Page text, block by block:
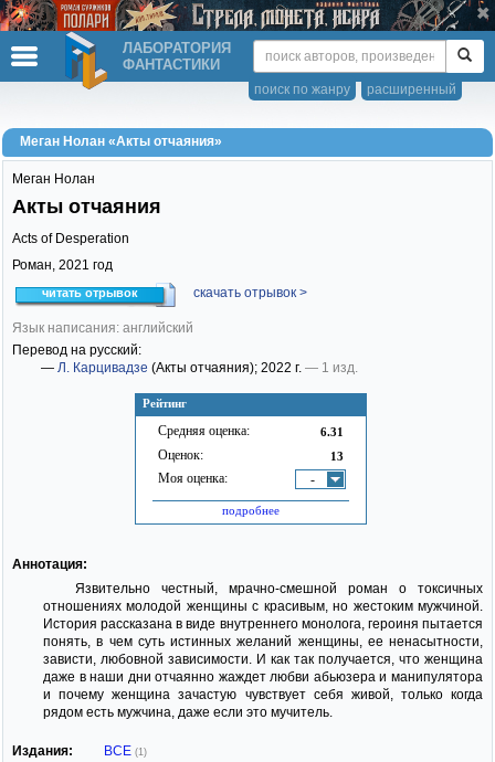
ЛАБОРАТОРИЯ
ФАНТАСТИКИ
расширенный
поиск по жанру
Меган Нолан «Акты отчаяния»
Рейтинг
Средняя оценка: 6.31
Оценок: 13
Моя оценка: -
подробнее
Меган Нолан
Акты отчаяния
Acts of Desperation
Роман, 2021 год
читать отрывок скачать отрывок >
Язык написания: английский
Перевод на русский:
— Л. Карцивадзе (Акты отчаяния); 2022 г. — 1 изд.
Аннотация:
Язвительно честный, мрачно-смешной роман о токсичных
отношениях молодой женщины с красивым, но жестоким мужчиной.
История рассказана в виде внутреннего монолога, героиня пытается
понять, в чем суть истинных желаний женщины, ее ненасытности,
зависти, любовной зависимости. И как так получается, что женщина
даже в наши дни отчаянно жаждет любви абьюзера и манипулятора
и почему женщина зачастую чувствует себя живой, только когда
рядом есть мужчина, даже если это мучитель.
Издания: ВСЕ (1)